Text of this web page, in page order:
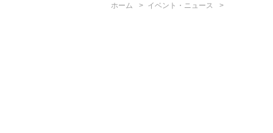
ホーム イベント・ニュース